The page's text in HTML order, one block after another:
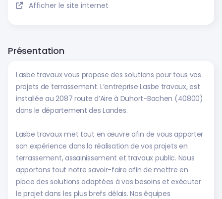
Afficher le site internet
Présentation
Lasbe travaux vous propose des solutions pour tous vos
projets de terrassement. L’entreprise Lasbe travaux, est
installée au 2087 route d’Aire à Duhort-Bachen (40800)
dans le département des Landes.
Lasbe travaux met tout en œuvre afin de vous apporter
son expérience dans la réalisation de vos projets en
terrassement, assainissement et travaux public. Nous
apportons tout notre savoir-faire afin de mettre en
place des solutions adaptées à vos besoins et exécuter
le projet dans les plus brefs délais. Nos équipes